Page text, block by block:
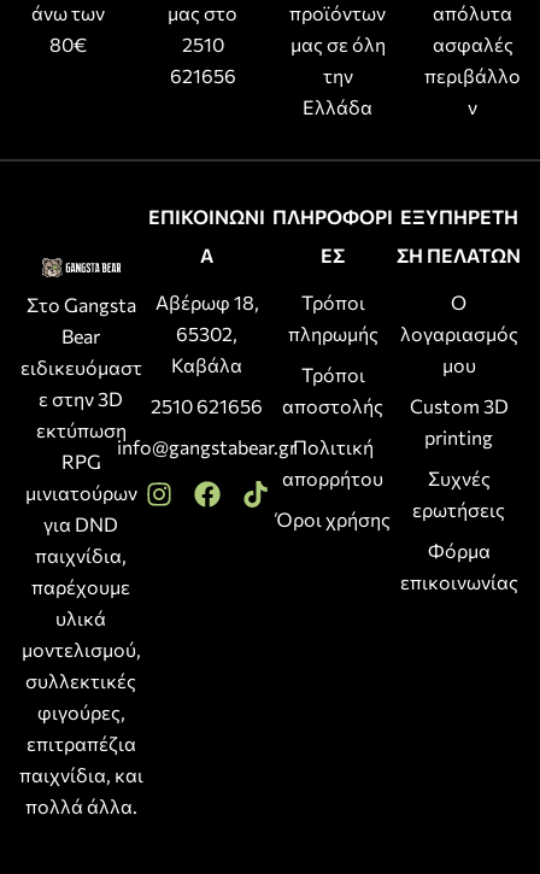
άνω των
80€
μας στο
2510
621656
προϊόντων
μας σε όλη
την
Ελλάδα
απόλυτα
ασφαλές
περιβάλλο
ν
Στο Gangsta
Bear
ειδικευόμαστ
ε στην 3D
εκτύπωση
RPG
μινιατούρων
για DND
παιχνίδια,
παρέχουμε
υλικά
μοντελισμού,
συλλεκτικές
φιγούρες,
επιτραπέζια
παιχνίδια, και
πολλά άλλα.
ΕΠΙΚΟΙΝΩΝΙ
Α
Αβέρωφ 18,
65302,
Καβάλα
2510 621656
info@gangstabear.gr
ΠΛΗΡΟΦΟΡΙ
ΕΣ
Τρόποι
πληρωμής
Τρόποι
αποστολής
Πολιτική
απορρήτου
Όροι χρήσης
ΕΞΥΠΗΡΕΤΗ
ΣΗ ΠΕΛΑΤΩΝ
Ο
λογαριασμός
μου
Custom 3D
printing
Συχνές
ερωτήσεις
Φόρμα
επικοινωνίας